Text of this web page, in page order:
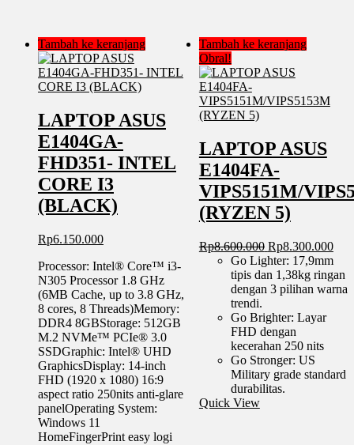
Tambah ke keranjang
LAPTOP ASUS
E1404GA-
FHD351- INTEL
CORE I3
(BLACK)
Rp6.150.000
Processor: Intel® Core™ i3-
N305 Processor 1.8 GHz
(6MB Cache, up to 3.8 GHz,
8 cores, 8 Threads)Memory:
DDR4 8GBStorage: 512GB
M.2 NVMe™ PCIe® 3.0
SSDGraphic: Intel® UHD
GraphicsDisplay: 14-inch
FHD (1920 x 1080) 16:9
aspect ratio 250nits anti-glare
panelOperating System:
Windows 11
HomeFingerPrint easy logi
Tambah ke keranjang
Obral!
LAPTOP ASUS
E1404FA-
VIPS5151M/
(RYZEN 5)
Rp8.600.000 Harga
aslinya
adalah:
Rp8.600.000.
Rp8.300.000
saat
ini
Go Lighter: 17,9mm
tipis dan 1,38kg ringan
dengan 3 pilihan warna
trendi.
Go Brighter: Layar
FHD dengan
kecerahan 250 nits
Go Stronger: US
Military grade standard
durabilitas.
Quick View